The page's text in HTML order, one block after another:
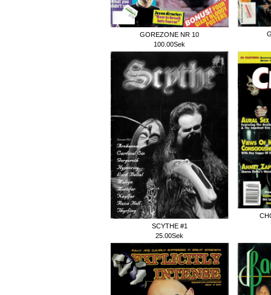
GOREZONE NR 10
100.00Sek
SCYTHE #1
25.00Sek